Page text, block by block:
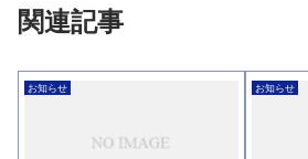
関連記事
お知らせ お知らせ